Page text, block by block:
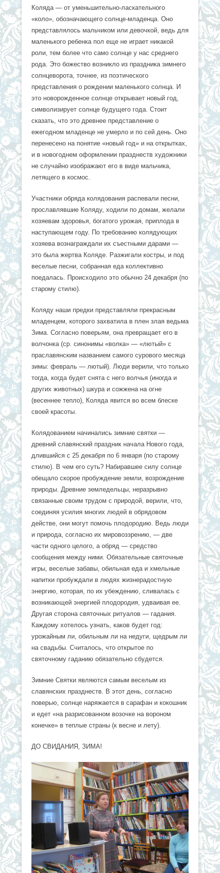
Коляда — от уменьшительно-ласкательного
«коло», обозначающего солнце-младенца. Оно
представлялось мальчиком или девочкой, ведь для
маленького ребенка пол еще не играет никакой
роли, тем более что само солнце у нас среднего
рода. Это божество возникло из праздника зимнего
солнцеворота, точнее, из поэтического
представления о рождении маленького солнца. И
это новорожденное солнце открывает новый год,
символизирует солнце будущего года. Стоит
сказать, что это древнее представление о
ежегодном младенце не умерло и по сей день. Оно
перенесено на понятие «новый год» и на открытках,
и в новогоднем оформлении празднеств художники
не случайно изображают его в виде мальчика,
летящего в космос.
Участники обряда колядования распевали песни,
прославлявшие Коляду, ходили по домам, желали
хозяевам здоровья, богатого урожая, приплода в
наступающем году. По требованию колядующих
хозяева вознаграждали их съестными дарами —
это была жертва Коляде. Разжигали костры, и под
веселые песни, собранная еда коллективно
поедалась. Происходило это обычно 24 декабря (по
старому стилю).
Коляду наши предки представляли прекрасным
младенцем, которого захватила в плен злая ведьма
Зима. Согласно поверьям, она превращает его в
волчонка (ср. синонимы «волка» — «лютый» с
праславянским названием самого сурового месяца
зимы: февраль — лютый). Люди верили, что только
тогда, когда будет снята с него волчья (иногда и
других животных) шкура и сожжена на огне
(весеннее тепло), Коляда явится во всем блеске
своей красоты.
Колядованием начинались зимние святки —
древний славянский праздник начала Нового года,
длившийся с 25 декабря по 6 января (по старому
стилю). В чем его суть? Набиравшее силу солнце
обещало скорое пробуждение земли, возрождение
природы. Древние земледельцы, неразрывно
связанные своим трудом с природой, верили, что,
соединяя усилия многих людей в обрядовом
действе, они могут помочь плодородию. Ведь люди
и природа, согласно их мировоззрению, — две
части одного целого, а обряд — средство
сообщения между ними. Обязательные святочные
игры, веселые забавы, обильная еда и хмельные
напитки пробуждали в людях жизнерадостную
энергию, которая, по их убеждению, сливалась с
возникающей энергией плодородия, удваивая ее.
Другая сторона святочных ритуалов — гадания.
Каждому хотелось узнать, каков будет год:
урожайным ли, обильным ли на недуги, щедрым ли
на свадьбы. Считалось, что открытое по
святочному гаданию обязательно сбудется.
Зимние Святки являются самым веселым из
славянских празднеств. В этот день, согласно
поверью, солнце наряжается в сарафан и кокошник
и едет «на разрисованном возочке на вороном
конечке» в теплые страны (к весне и лету).
ДО СВИДАНИЯ, ЗИМА!